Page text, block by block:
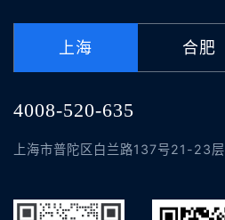
上海 合肥
4008-520-635
上海市普陀区白兰路137号21-23层